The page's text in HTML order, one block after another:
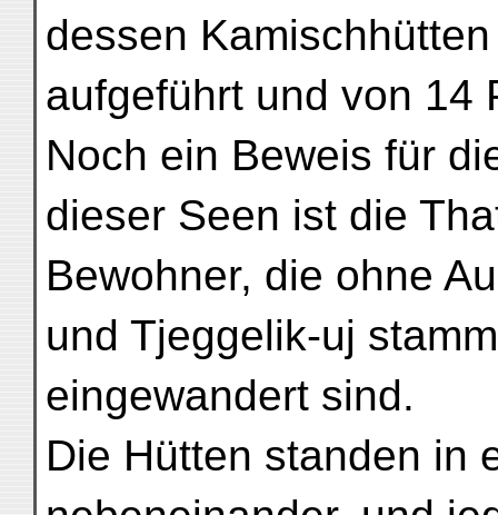
dessen
aufgeführt und von 14
Noch ein Beweis für
dieser Seen ist die
Bewohner, die ohne
und Tjeggelik-uj
eingewandert sind.
Die Hütten standen in